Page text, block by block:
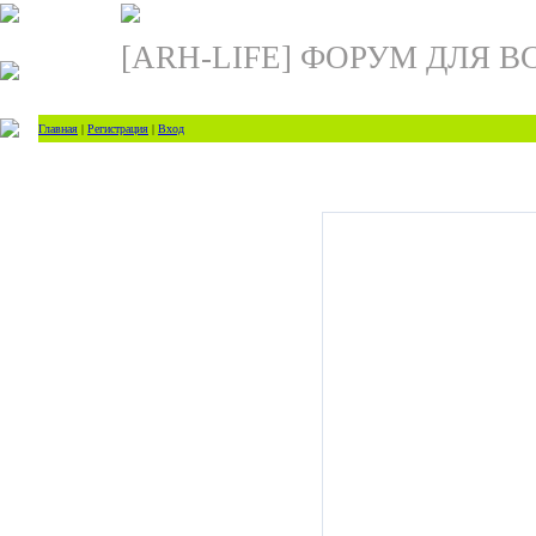
[ARH-LIFE] ФОРУМ ДЛЯ
Главная | Регистрация | Вход